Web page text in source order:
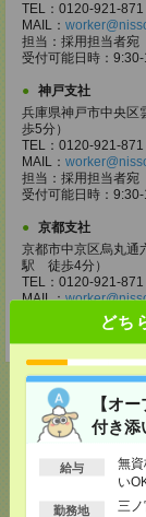
どち
【オ
付き添
給与
無
い
以上
勤務地 三
TEL：0120-921-871
MAIL：
担当：採用担当者宛
受付可能日時：
神戸支社
兵庫県神戸市中央
歩5分）
TEL：0120-921-871
MAIL：
担当：採用担当者宛
受付可能日時：
京都支社
京都市中京区烏丸
駅 徒歩4分）
TEL：0120-921-871
MAIL：
担当：採用担当者宛
受付可能日時：